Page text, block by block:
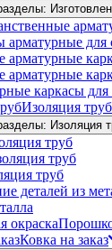
арматурные для
арматурные
арматурные
каркасы
Изоляция труб
Изоляция
труб
труб
труб
Ковка на заказ